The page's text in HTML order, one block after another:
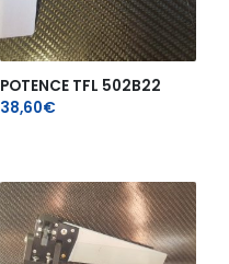
POTENCE TFL 502B22
38,60€